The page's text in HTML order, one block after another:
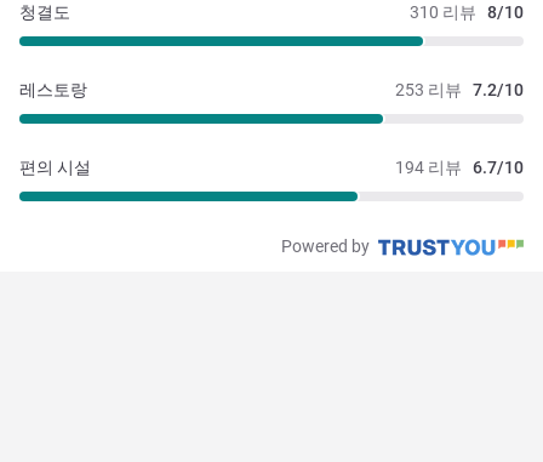
310 리뷰 8/10
청결도
253 리뷰 7.2/10
레스토랑
194 리뷰 6.7/10
편의 시설
Powered by